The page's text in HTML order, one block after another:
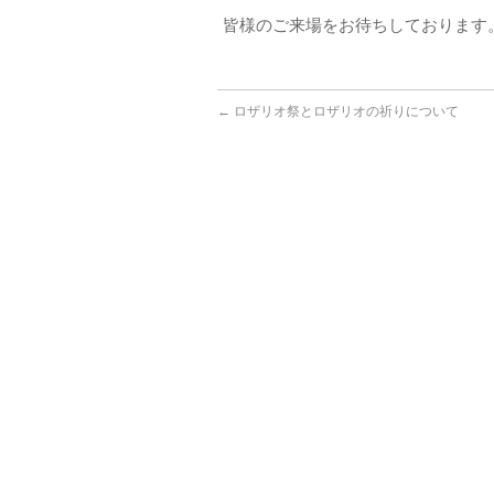
皆様のご来場をお待ちしております。
← ロザリオ祭とロザリオの祈りについて